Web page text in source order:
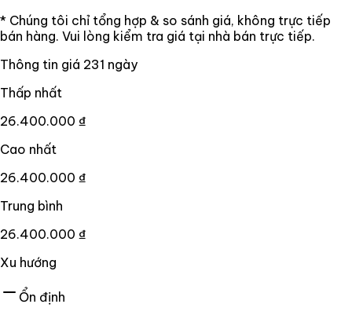
* Chúng tôi chỉ tổng hợp & so sánh giá, không trực tiếp
bán hàng. Vui lòng kiểm tra giá tại nhà bán trực tiếp.
Thông tin giá 231 ngày
Thấp nhất
26.400.000 ₫
Cao nhất
26.400.000 ₫
Trung bình
26.400.000 ₫
Xu hướng
Ổn định